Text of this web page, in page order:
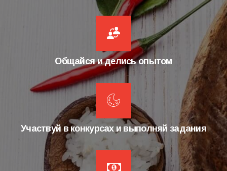
Общайся и делись опытом
Участвуй в конкурсах и выполняй задания